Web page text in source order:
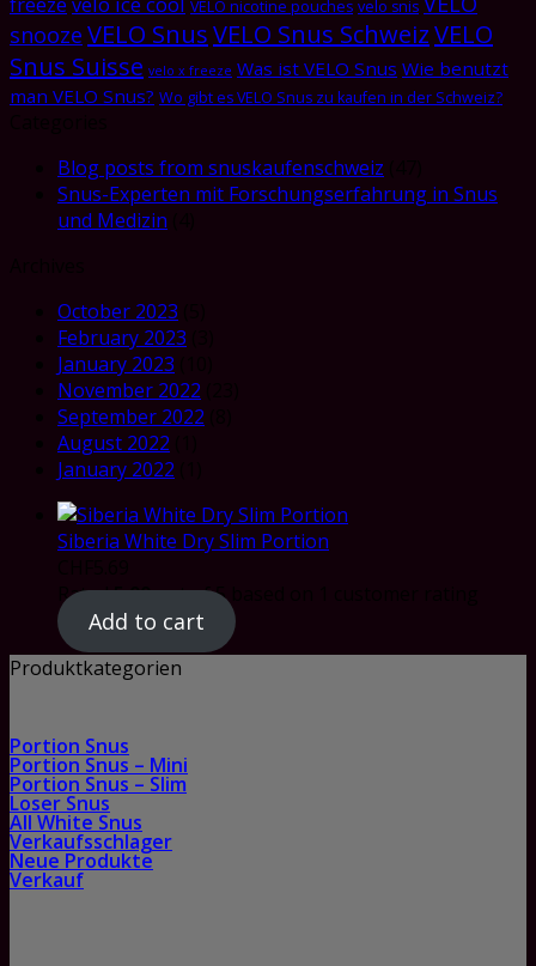
VELO nicotine pouches velo snis
snooze VELO SnusVELO Snus SchweizVELO
Snus Suisse velo x freeze Was ist VELO Snus Wie benutzt
man VELO Snus? Wo gibt es VELO Snus zu kaufen in der Schweiz?
Blog posts from snuskaufenschweiz
Snus-Experten mit Forschungserfahrung in Snus
und Medizin
October 2023
February 2023
January 2023
November 2022
September 2022
August 2022
January 2022
Siberia White Dry Slim Portion
Rated5.00out of 5 based on
Add to cart
Produktkategorien
Portion Snus
Portion Snus – Mini
Portion Snus – Slim
Loser Snus
All White Snus
Verkaufsschlager
Neue Produkte
Verkauf